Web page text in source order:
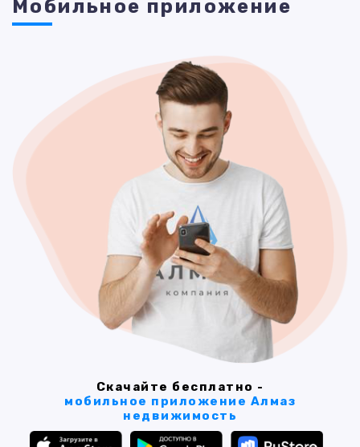
Мобильное приложение
Скачайте бесплатно -
мобильное приложение Алмаз
недвижимость